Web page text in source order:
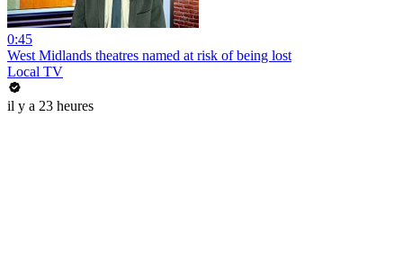
0:45
West Midlands theatres named at risk of being lost
Local TV
il y a 23 heures